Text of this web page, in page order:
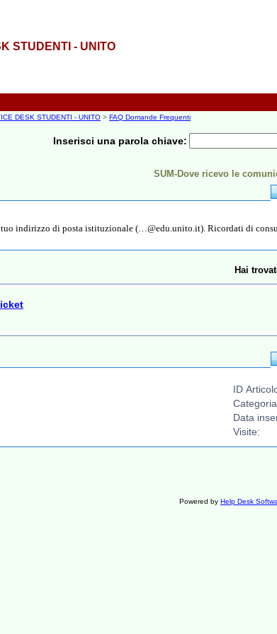
STUDENTI - UNITO
DESK STUDENTI - UNITO > FAQ Domande Frequenti
Inserisci una parola chiave:
SUM-Dove ricevo le
indirizzo di posta istituzionale (…@edu.unito.it). Ricordati di
Hai
ID
Data
Visite:
Powered by Help Desk